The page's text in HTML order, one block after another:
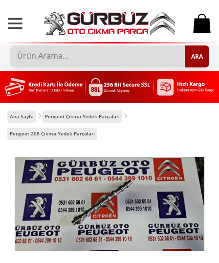
0
ARA
Ana Sayfa Peugeot Çıkma Yedek Parçaları
Peugeot 208 Çıkma Yedek Parçaları